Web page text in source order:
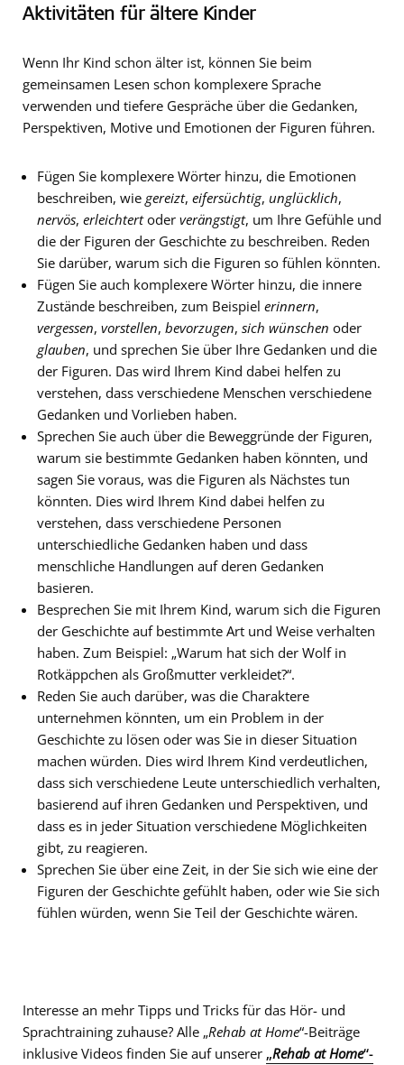
Aktivitäten für ältere Kinder
Wenn Ihr Kind schon älter ist, können Sie beim
gemeinsamen Lesen schon komplexere Sprache
verwenden und tiefere Gespräche über die Gedanken,
Perspektiven, Motive und Emotionen der Figuren führen.
Fügen Sie komplexere Wörter hinzu, die Emotionen
beschreiben, wie gereizt, eifersüchtig, unglücklich,
nervös, erleichtertoder verängstigt, um Ihre Gefühle und
die der Figuren der Geschichte zu beschreiben. Reden
Sie darüber, warum sich die Figuren so fühlen könnten.
Fügen Sie auch komplexere Wörter hinzu, die innere
Zustände beschreiben, zum Beispiel erinnern,
vergessen, vorstellen, bevorzugen, sich wünschen oder
glauben, und sprechen Sie über Ihre Gedanken und die
der Figuren. Das wird Ihrem Kind dabei helfen zu
verstehen, dass verschiedene Menschen verschiedene
Gedanken und Vorlieben haben.
Sprechen Sie auch über die Beweggründe der Figuren,
warum sie bestimmte Gedanken haben könnten, und
sagen Sie voraus, was die Figuren als Nächstes tun
könnten. Dies wird Ihrem Kind dabei helfen zu
verstehen, dass verschiedene Personen
unterschiedliche Gedanken haben und dass
menschliche Handlungen auf deren Gedanken
basieren.
Besprechen Sie mit Ihrem Kind, warum sich die Figuren
der Geschichte auf bestimmte Art und Weise verhalten
haben. Zum Beispiel: „Warum hat sich der Wolf in
Rotkäppchen als Großmutter verkleidet?“.
Reden Sie auch darüber, was die Charaktere
unternehmen könnten, um ein Problem in der
Geschichte zu lösen oder was Sie in dieser Situation
machen würden. Dies wird Ihrem Kind verdeutlichen,
dass sich verschiedene Leute unterschiedlich verhalten,
basierend auf ihren Gedanken und Perspektiven, und
dass es in jeder Situation verschiedene Möglichkeiten
gibt, zu reagieren.
Sprechen Sie über eine Zeit, in der Sie sich wie eine der
Figuren der Geschichte gefühlt haben, oder wie Sie sich
fühlen würden, wenn Sie Teil der Geschichte wären.
Interesse an mehr Tipps und Tricks für das Hör- und
Sprachtraining zuhause? Alle „Rehab at Home“-Beiträge
inklusive Videos finden Sie auf unserer „Rehab at Home“-